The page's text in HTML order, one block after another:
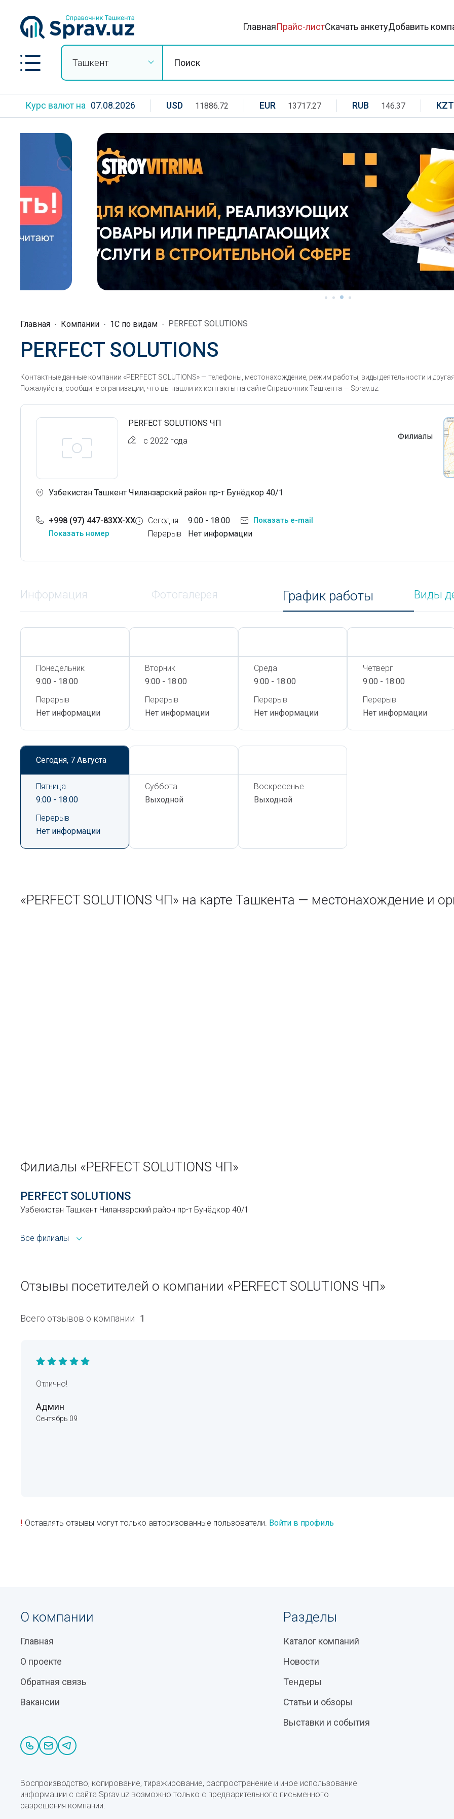
ГлавнаяПрайс-листСкачать анкетуДобавить
Ташкент
Курс валют на 07.08.2026 USD 11886.72 EUR 13717.27 RUB 146.37 KZT
Главная Компании 1C по видам PERFECT SOLUTIONS
PERFECT SOLUTIONS
Контактные данные компании «PERFECT SOLUTIONS» — телефоны, местонахождение, режим работы, виды деятельности и
Пожалуйста, сообщите огранизации, что вы нашли их контакты на сайте Справочник Ташкента — Sprav.uz.
PERFECT SOLUTIONS ЧП
с 2022 года
Филиалы
Узбекистан Ташкент Чиланзарский район пр-т Бунёдкор 40/1
+998 (97) 447-83XX-XX
Показать номер
Сегодня
Перерыв
9:00 - 18:00
Нет информации
Показать e-mail
Информация Фотогалерея График работы Виды
Понедельник
9:00 - 18:00
Перерыв
Нет информации
Вторник
9:00 - 18:00
Перерыв
Нет информации
Среда
9:00 - 18:00
Перерыв
Нет информации
Четверг
9:00 - 18:00
Перерыв
Нет информации
Сегодня, 7 Августа
Пятница
9:00 - 18:00
Перерыв
Нет информации
Суббота
Выходной
Воскресенье
Выходной
«PERFECT SOLUTIONS ЧП» на карте Ташкента — местонахождение и
Филиалы «PERFECT SOLUTIONS ЧП»
PERFECT SOLUTIONS
Узбекистан Ташкент Чиланзарский район пр-т Бунёдкор 40/1
Все филиалы
Отзывы посетителей о компании «PERFECT SOLUTIONS ЧП»
Всего отзывов о компании 1
Отлично!
Админ
Сентябрь 09
! Оставлять отзывы могут только авторизованные пользователи. Войти в профиль
О компании
Главная
О проекте
Обратная связь
Вакансии
Разделы
Каталог компаний
Новости
Тендеры
Статьи и обзоры
Выставки и события
Воспроизводство, копирование, тиражирование, распространение и иное использование
информации с сайта Sprav.uz возможно только с предварительного письменного
разрешения компании.